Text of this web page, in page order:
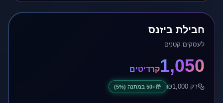
חבילת ביזנס
לעסקים קטנים
1,050קרדיטים
רק ₪1,000
+
50 במתנה (5%)